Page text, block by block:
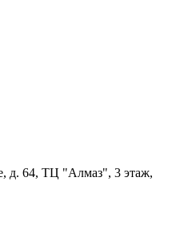
д. 64, ТЦ "Алмаз", 3 этаж,